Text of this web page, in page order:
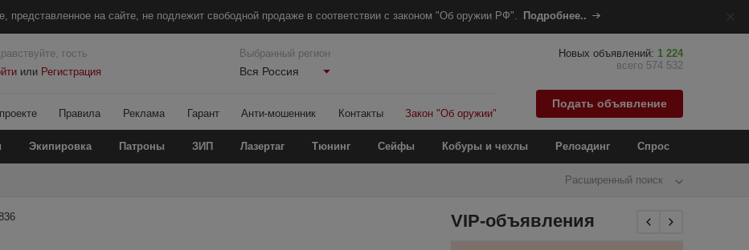
представленное на сайте, не подлежит свободной продаже в соответствии с законом "Об оружии РФ". Подробнее..
гость
или Регистрация
Выбранный регион
Вся Россия
Правила Реклама Гарант Анти-мошенник Контакты Закон "Об оружии"
Новых объявлений: 1 224
всего 574 532
Подать объявление
Экипировка Патроны ЗИП Лазертаг Тюнинг Сейфы Кобуры и чехлы Релоадинг Спрос
Расширенный поиск
VIP-объявления